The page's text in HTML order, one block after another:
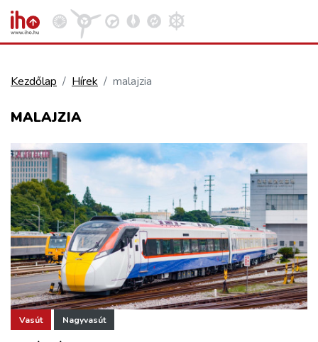
KÖZÚT
REPÜLÉS
KÖZLEKEDÉSFEJLESZTÉS
ELLÁTÁSI LÁNC
ZÖLDÚT
Kezdőlap Hírek malajzia
MALAJZIA
Vasút Nagyvasút